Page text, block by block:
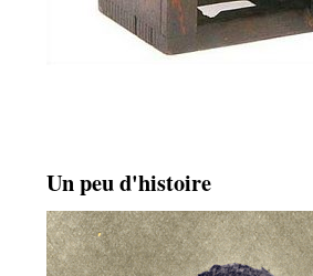
Un peu d'histoire